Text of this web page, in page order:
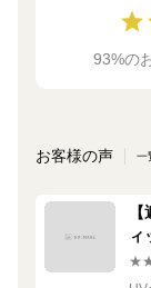
93%の
お客様の声 一
ィ